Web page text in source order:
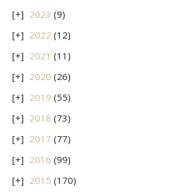
2023 (9)
2022 (12)
2021 (11)
2020 (26)
2019 (55)
2018 (73)
2017 (77)
2016 (99)
2015 (170)